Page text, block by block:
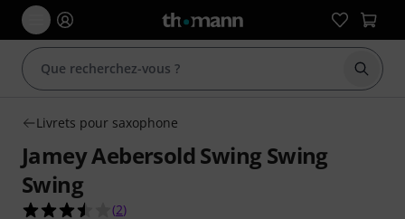
Livrets pour saxophone
Jamey Aebersold Swing Swing
Swing
3.5 étoiles sur 5 d'après 2 évaluations clients
(2)